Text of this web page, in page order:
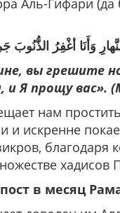
Аль-Гифари
وَأَنَا أغْفِرُ
вы грешите
Я прощу вас».
нам
искренне
в месяц